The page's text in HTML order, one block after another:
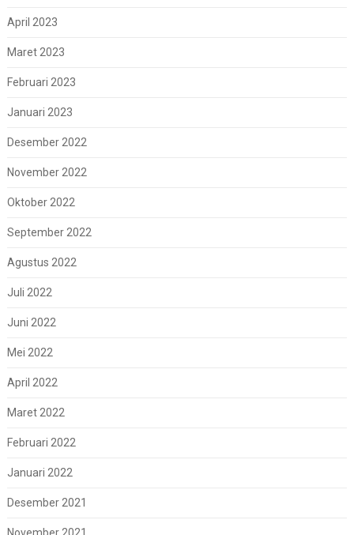
April 2023
Maret 2023
Februari 2023
Januari 2023
Desember 2022
November 2022
Oktober 2022
September 2022
Agustus 2022
Juli 2022
Juni 2022
Mei 2022
April 2022
Maret 2022
Februari 2022
Januari 2022
Desember 2021
November 2021